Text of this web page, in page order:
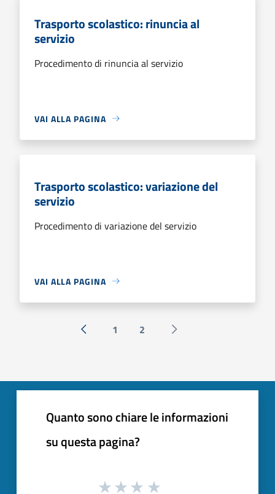
Trasporto scolastico: rinuncia al
servizio
Procedimento di rinuncia al servizio
VAI ALLA PAGINA
Trasporto scolastico: variazione del
servizio
Procedimento di variazione del servizio
VAI ALLA PAGINA
« Precedente
1 2 Successiva »
Quanto sono chiare le informazioni
su questa pagina?